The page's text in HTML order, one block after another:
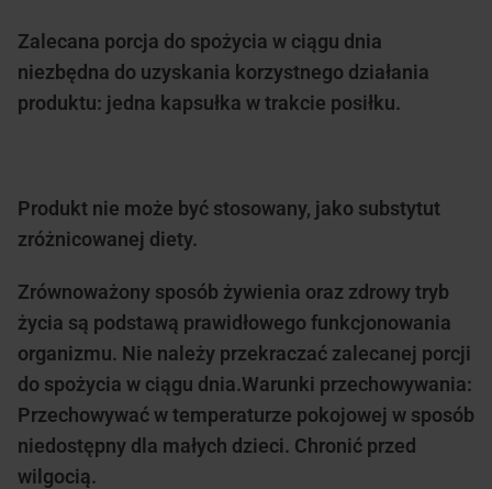
Zalecana porcja do spożycia w ciągu dnia
niezbędna do uzyskania korzystnego działania
produktu: jedna kapsułka w trakcie posiłku.
Produkt nie może być stosowany, jako substytut
zróżnicowanej diety.
Zrównoważony sposób żywienia oraz zdrowy tryb
życia są podstawą prawidłowego funkcjonowania
organizmu. Nie należy przekraczać zalecanej porcji
do spożycia w ciągu dnia.Warunki przechowywania:
Przechowywać w temperaturze pokojowej w sposób
niedostępny dla małych dzieci. Chronić przed
wilgocią.